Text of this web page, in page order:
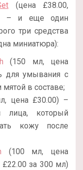
(цена £38.00,
– и еще один
три средства
миниатюра):
(150 мл, цена
для умывания с
в составе;
цена £30.00) –
который
кожу после
(100 мл, цена
£22.00 за 300 мл)